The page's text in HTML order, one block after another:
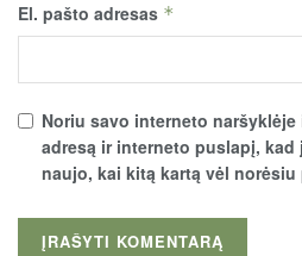
El. pašto adresas *
Noriu savo interneto
adresą ir interneto puslapį,
naujo, kai kitą kartą vėl norėsiu